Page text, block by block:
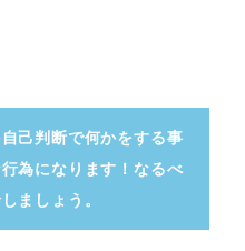
己判断で何かをする事
為になります！なるべ
ましょう。